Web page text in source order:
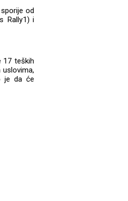
od
Rally1) i
17 teških
je da će